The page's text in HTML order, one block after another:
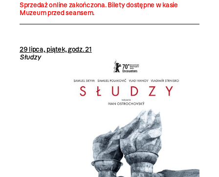
Sprzedaż online zakończona. Bilety dostępne w kasie
Muzeum przed seansem.
29 lipca, piątek, godz. 21
Słudzy